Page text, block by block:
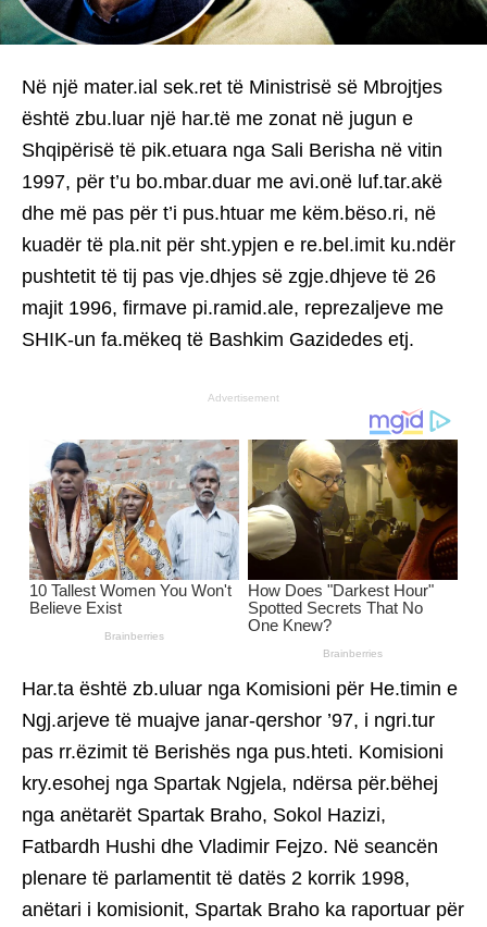
Në një mater.ial sek.ret të Ministrisë së Mbrojtjes
është zbu.luar një har.të me zonat në jugun e
Shqipërisë të pik.etuara nga Sali Berisha në vitin
1997, për t’u bo.mbar.duar me avi.onë luf.tar.akë
dhe më pas për t’i pus.htuar me këm.bëso.ri, në
kuadër të pla.nit për sht.ypjen e re.bel.imit ku.ndër
pushtetit të tij pas vje.dhjes së zgje.dhjeve të 26
majit 1996, firmave pi.ramid.ale, reprezaljeve me
SHIK-un fa.mëkeq të Bashkim Gazidedes etj.
Advertisement
Har.ta është zb.uluar nga Komisioni për He.timin e
Ngj.arjeve të muajve janar-qershor ’97, i ngri.tur
pas rr.ëzimit të Berishës nga pus.hteti. Komisioni
kry.esohej nga Spartak Ngjela, ndërsa për.bëhej
nga anëtarët Spartak Braho, Sokol Hazizi,
Fatbardh Hushi dhe Vladimir Fejzo. Në seancën
plenare të parlamentit të datës 2 korrik 1998,
anëtari i komisionit, Spartak Braho ka raportuar për